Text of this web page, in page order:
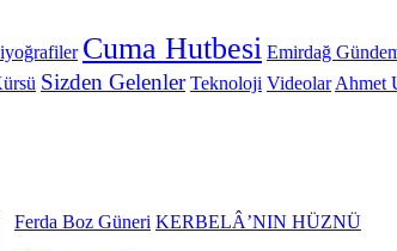
Cuma Hutbesi Emirdağ
Sizden Gelenler Teknoloji Videolar Ahmet
Ferda Boz Güneri KERBELÂ’NIN HÜZNÜ